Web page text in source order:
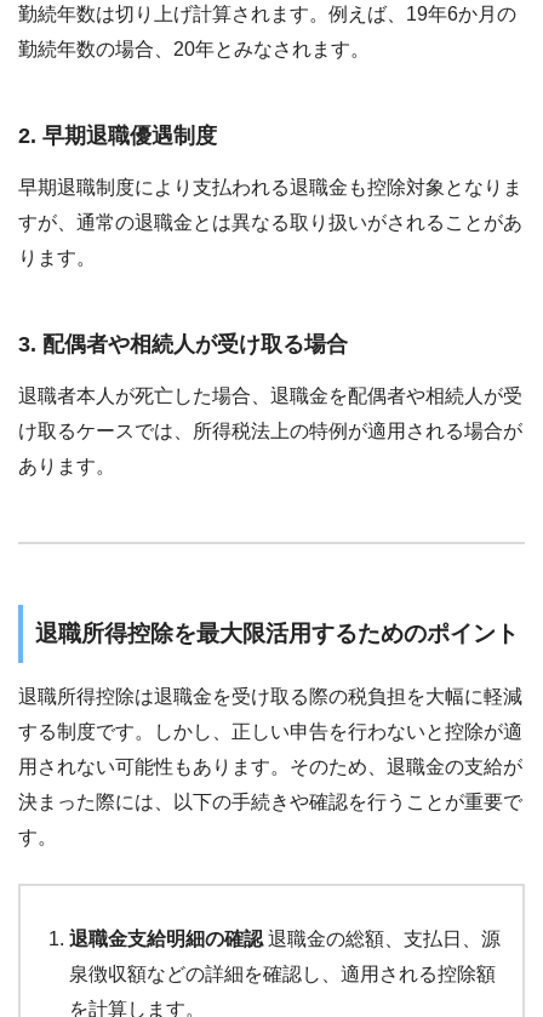
勤続年数は切り上げ計算されます。例えば、19年6か月の
勤続年数の場合、20年とみなされます。
2. 早期退職優遇制度
早期退職制度により支払われる退職金も控除対象となりま
すが、通常の退職金とは異なる取り扱いがされることがあ
ります。
3. 配偶者や相続人が受け取る場合
退職者本人が死亡した場合、退職金を配偶者や相続人が受
け取るケースでは、所得税法上の特例が適用される場合が
あります。
退職所得控除を最大限活用するためのポイント
退職所得控除は退職金を受け取る際の税負担を大幅に軽減
する制度です。しかし、正しい申告を行わないと控除が適
用されない可能性もあります。そのため、退職金の支給が
決まった際には、以下の手続きや確認を行うことが重要で
す。
退職金支給明細の確認 退職金の総額、支払日、源
泉徴収額などの詳細を確認し、適用される控除額
を計算します。